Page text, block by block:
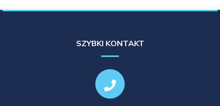
SZYBKI KONTAKT